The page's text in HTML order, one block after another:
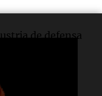
de defensa
armas